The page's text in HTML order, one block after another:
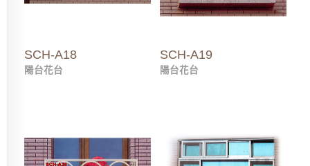
SCH-A18
陽台花台
SCH-A19
陽台花台